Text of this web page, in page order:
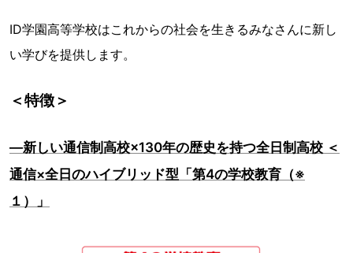
ID学園高等学校はこれからの社会を生きるみなさんに新し
い学びを提供します。
＜特徴＞
―新しい通信制高校×130年の歴史を持つ全日制高校 ＜
通信×全日のハイブリッド型「第4の学校教育（※
１）」